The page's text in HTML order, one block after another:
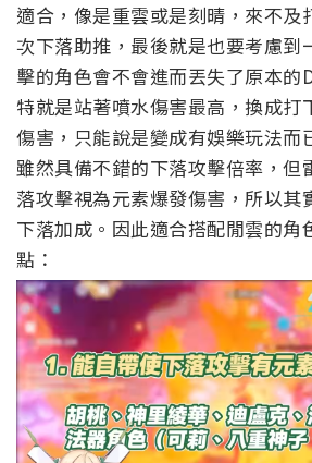
適合，像是重雲或是刻晴，來不及
次下落助推，最後就是也要考慮到
擊的角色會不會進而丟失了原本的
特就是站著噴水傷害最高，換成打
傷害，只能說是變成有娛樂玩法而
雖然具備不錯的下落攻擊倍率，但
落攻擊視為元素爆發傷害，所以其
下落加成。 因此適合搭配閒雲的角
點：